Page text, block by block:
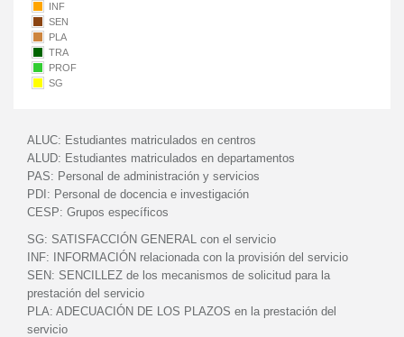
INF
SEN
PLA
TRA
PROF
SG
ALUC: Estudiantes matriculados en centros
ALUD: Estudiantes matriculados en departamentos
PAS: Personal de administración y servicios
PDI: Personal de docencia e investigación
CESP: Grupos específicos
SG: SATISFACCIÓN GENERAL con el servicio
INF:
INFORMACIÓN relacionada con la provisión del servicio
SEN: SENCILLEZ de los mecanismos de solicitud para la
prestación del servicio
PLA: ADECUACIÓN DE LOS PLAZOS en la prestación del
servicio